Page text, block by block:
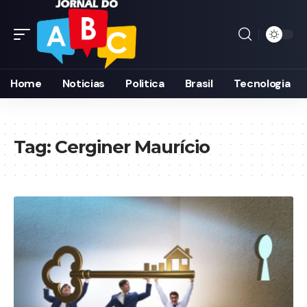
Home Noticias Politica Brasil Tecnologia
Tag: Cerginer Maurício